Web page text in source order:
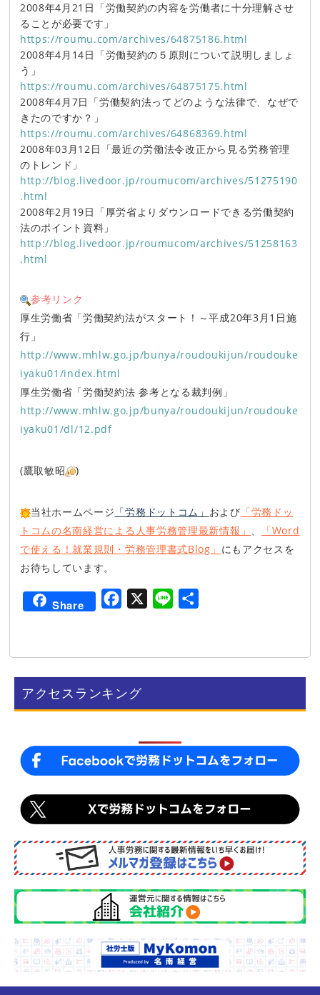
2008年4月21日「労働契約の内容を労働者に十分理解させ
ることが必要です」
https://roumu.com/archives/64875186.html
2008年4月14日「労働契約の５原則について説明しましょ
う」
https://roumu.com/archives/64875175.html
2008年4月7日「労働契約法ってどのような法律で、なぜで
きたのですか？」
https://roumu.com/archives/64868369.html
2008年03月12日「最近の労働法令改正から見る労務管理
のトレンド」
http://blog.livedoor.jp/roumucom/archives/51275190
.html
2008年2月19日「厚労省よりダウンロードできる労働契約
法のポイント資料」
http://blog.livedoor.jp/roumucom/archives/51258163
.html
参考リンク
厚生労働省「労働契約法がスタート！～平成20年3月1日施
行」
http://www.mhlw.go.jp/bunya/roudoukijun/roudouke
iyaku01/index.html
厚生労働省「労働契約法 参考となる裁判例」
http://www.mhlw.go.jp/bunya/roudoukijun/roudouke
iyaku01/dl/12.pdf
(鷹取敏昭 )
当社ホームページ 「労務ドットコム」 および 「労務ドッ
トコムの名南経営による人事労務管理最新情報」 、
「Word
で使える！就業規則・労務管理書式Blog」 にもアクセスを
お待ちしています。
Share
e
b
o
e
アクセスランキング